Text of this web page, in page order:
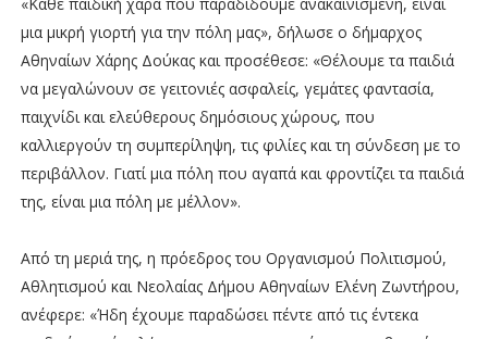
μια μικρή γιορτή για την πόλη μας», δήλωσε ο δήμαρχος
Αθηναίων Χάρης Δούκας και προσέθεσε: «Θέλουμε τα παιδιά
να μεγαλώνουν σε γειτονιές ασφαλείς, γεμάτες φαντασία,
παιχνίδι και ελεύθερους δημόσιους χώρους, που
καλλιεργούν τη συμπερίληψη, τις φιλίες και τη σύνδεση με το
περιβάλλον. Γιατί μια πόλη που αγαπά και φροντίζει τα παιδιά
της, είναι μια πόλη με μέλλον».
Από τη μεριά της, η πρόεδρος του Οργανισμού Πολιτισμού,
Αθλητισμού και Νεολαίας Δήμου Αθηναίων Ελένη Ζωντήρου,
ανέφερε: «Ήδη έχουμε παραδώσει πέντε από τις έντεκα